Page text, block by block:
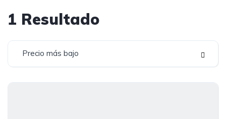
1 Resultado
Precio más bajo